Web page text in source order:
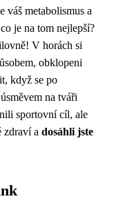
váš metabolismus a
je na tom nejlepší?
V horách si
obklopeni
když se po
na tváři
sportovní cíl, ale
zdraví a dosáhli jste